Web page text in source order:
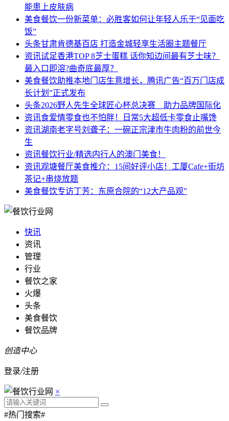
能患上皮肤病
美食餐饮一份新菜单：必胜客如何让年轻人乐于“见面吃
饭”
头条甘肃肯德基百店 打造金城轻享生活圈主题餐厅
资讯试足香港TOP 8芝士蛋糕 话你知边间最有芝士味？
最入口即溶?曲奇底最厚？
美食餐饮助推本地门店生意增长，腾讯广告“百万门店成
长计划”正式发布
头条2026野人先生全球匠心杯总决赛 助力品牌国际化
资讯食爱情零食也不怕胖！日常5大超低卡零食止嘴馋
资讯湖南老字号刘聋子：一碗正宗津市牛肉粉的前世今
生
资讯餐饮行业/精选内行人的澳门美食！
资讯观塘餐厅美食推介：15间好评小店！工厦Cafe+街坊
茶记+串烧放题
美食餐饮专访丁芳：东原合院的“12大产品观”
快讯
资讯
管理
行业
餐饮之家
火爆
头条
美食餐饮
餐饮品牌
创造中心
登录/注册
×
#热门搜索#